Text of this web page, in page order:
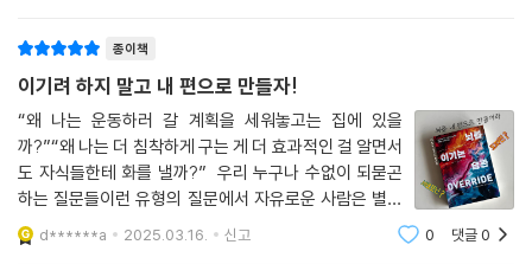
운 생활 습관을 찾아보고 의학적?경험적으로 증명된 개선법을 제안한다.
된 관계로 나아가는 데 큰 도움을 준다.
“방어형은 어렵고 스트레스를 주는 임무에 따르는 불안감을 피하려다가
임무의 중요성에 우선순위를 매기는 능력을 왜곡할 수 있다. 그래서 우리
는 업무 순서에 우선순위를 매기는 방식을 정기적으로 검토하는 일이 방어
형에게 특히 도움이 된다는 사실을 확인했다. … 불안감을 상대적으로 많
종이책
이기려 하지 말고 내 편으로 만들자!
“왜 나는 운동하러 갈 계획을 세워놓고는 집에 있을
까?”“왜 나는 더 침착하게 구는 게 더 효과적인 걸 알면서
도 자식들한테 화를 낼까?” 우리 누구나 수없이 되묻곤
하는 질문들이런 유형의 질문에서 자유로운 사람은 별로
없죠?그건 우리가 의지력이 약해서일까요? 우리의 반복
된 생각과 행동이나의 의지력의 영역인지, 뇌의 화학작용
d******a 2025.03.16. 신고 0 댓글0